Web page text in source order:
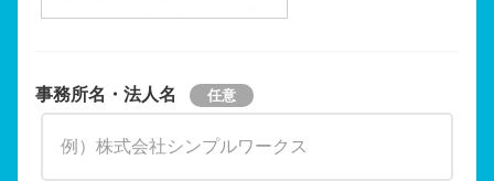
事務所名・法人名